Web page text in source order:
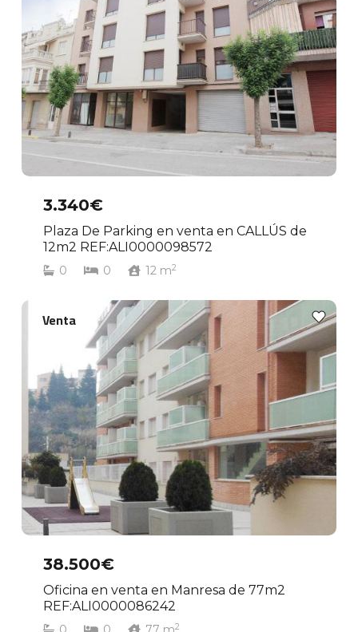
3.340€
Plaza De Parking en venta en CALLÚS de
12m2 REF:ALI0000098572
0 0 12m2
38.500€
Oficina en venta en Manresa de 77m2
REF:ALI0000086242
2
Venta